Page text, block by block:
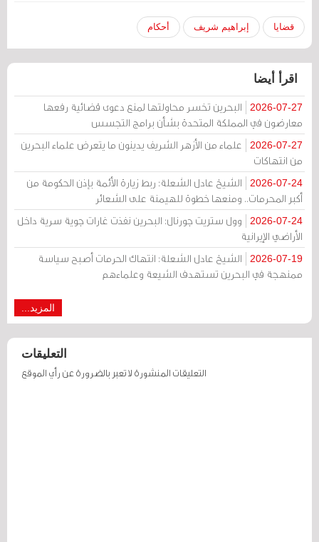
قضايا إبراهيم شريف أحكام
اقرأ أيضا
2026-07-27
البحرين تخسر محاولتها لمنع دعوى قضائية رفعها
معارضون في المملكة المتحدة بشأن برامج التجسس
2026-07-27
علماء من الأزهر الشريف يدينون ما يتعرض علماء البحرين
من انتهاكات
2026-07-24
الشيخ عادل الشعلة: ربط زيارة الأئمة بإذن الحكومة من
أكبر المحرمات.. ومنعها خطوة للهيمنة على الشعائر
2026-07-24
وول ستريت جورنال: البحرين نفذت غارات جوية سرية داخل
الأراضي الإيرانية
2026-07-19
الشيخ عادل الشعلة: انتهاك الحرمات أصبح سياسة
ممنهجة في البحرين تستهدف الشيعة وعلماءهم
المزيد...
التعليقات
التعليقات المنشورة لا تعبر بالضرورة عن رأي الموقع